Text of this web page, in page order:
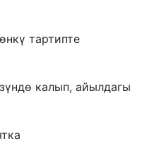
тартипте
калып, айылдагы